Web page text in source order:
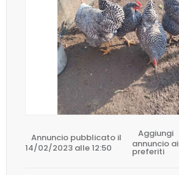
Annuncio pubblicato il
14/02/2023 alle 12:50
Aggiungi
annuncio ai
preferiti